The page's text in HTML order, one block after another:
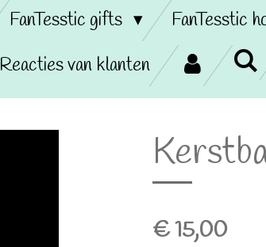
FanTesstic gifts FanTesstic
Reacties van klanten
€ 15,00